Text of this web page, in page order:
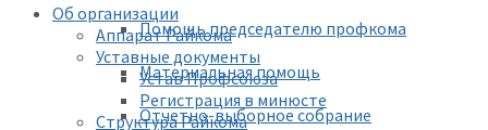
Помощь председателю профкома
Материальная помощь
Отчетно-выборное собрание
Об организации
Аппарат Райкома
Уставные документы
Устав Профсоюза
Регистрация в минюсте
Структура Райкома